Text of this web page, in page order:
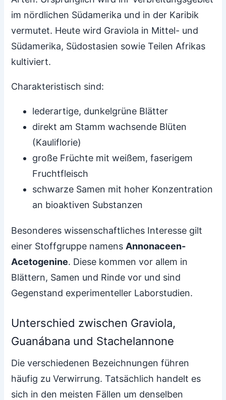
im nördlichen Südamerika und in der Karibik
vermutet. Heute wird Graviola in Mittel- und
Südamerika, Südostasien sowie Teilen Afrikas
kultiviert.
Charakteristisch sind:
lederartige, dunkelgrüne Blätter
direkt am Stamm wachsende Blüten
(Kauliflorie)
große Früchte mit weißem, faserigem
Fruchtfleisch
schwarze Samen mit hoher Konzentration
an bioaktiven Substanzen
Besonderes wissenschaftliches Interesse gilt
einer Stoffgruppe namensAnnonaceen-
Acetogenine. Diese kommen vor allem in
Blättern, Samen und Rinde vor und sind
Gegenstand experimenteller Laborstudien.
Unterschied zwischen Graviola,
Guanábana und Stachelannone
Die verschiedenen Bezeichnungen führen
häufig zu Verwirrung. Tatsächlich handelt es
sich in den meisten Fällen um denselben